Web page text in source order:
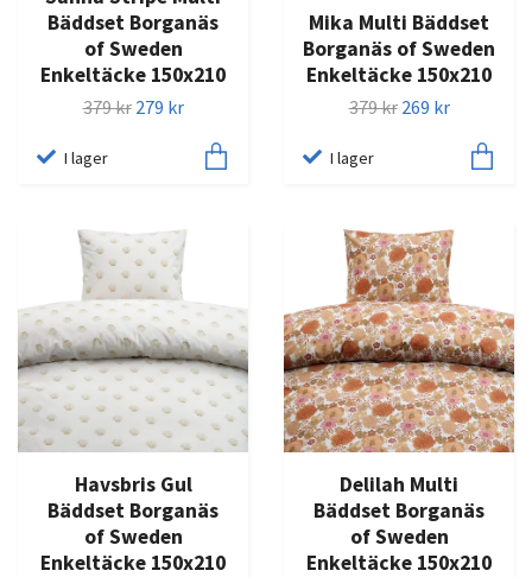
Bäddset Borganäs
of Sweden
Enkeltäcke 150x210
379 kr 279 kr
I lager
Mika Multi Bäddset
Borganäs of Sweden
Enkeltäcke 150x210
379 kr 269 kr
I lager
Havsbris Gul
Bäddset Borganäs
of Sweden
Enkeltäcke 150x210
Delilah Multi
Bäddset Borganäs
of Sweden
Enkeltäcke 150x210